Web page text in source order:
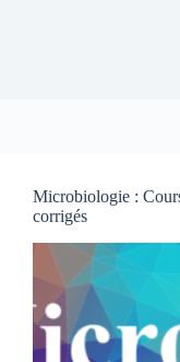
Microbiologie :
corrigés